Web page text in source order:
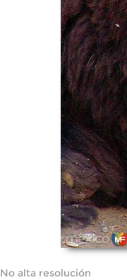
No alta resolución